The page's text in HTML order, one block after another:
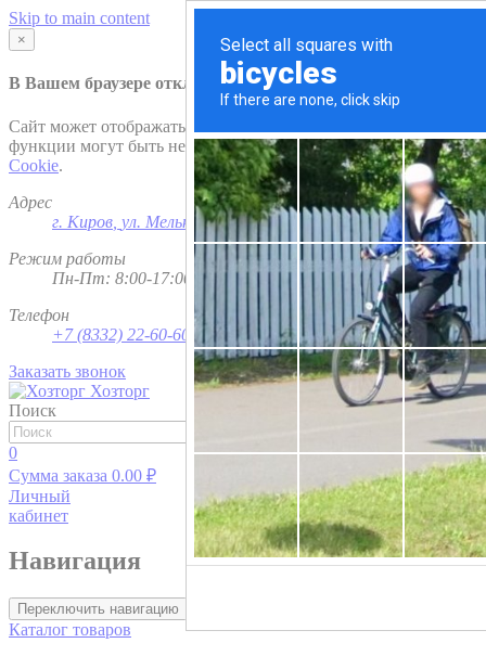
Skip to main content
×
В Вашем браузере отключена поддержкаCookie
Сайт может отображаться некорректно и/или некоторые
функции могут быть недоступны. Рекомендуем включить
Cookie.
Адрес
г. Киров ул. Мельничная, д. 1
Режим работы
Пн-Пт: 8:00-17:00; Сб - Вс - выходной
Телефон
+7 (8332) 22-60-60
Заказать звонок
Хозторг
Поиск
0
Сумма заказа 0.00 ₽
Личный
кабинет
Навигация
Переключить навигацию
Каталог товаров